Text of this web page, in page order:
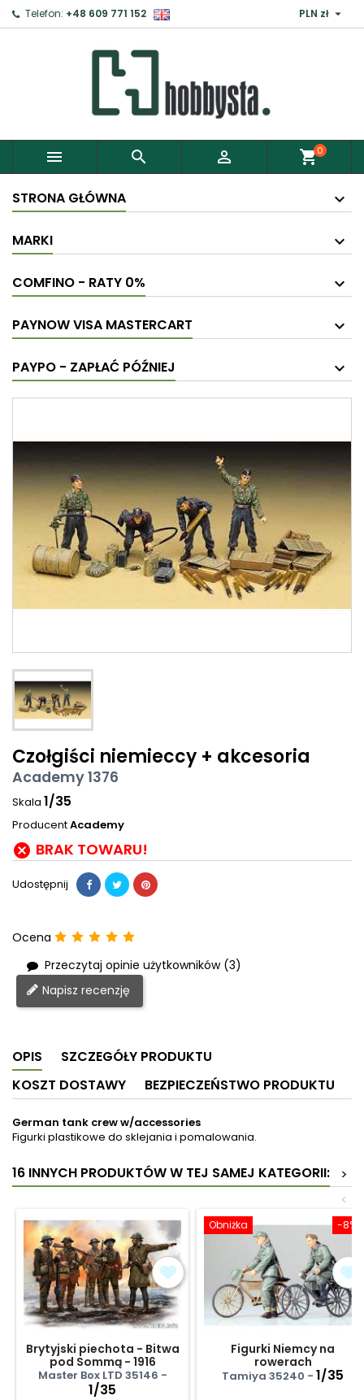
Telefon: +48 609 771 152 PLN zł 
   shopping_cart0
STRONA GŁÓWNA
MARKI
COMFINO - RATY 0%
PAYNOW VISA MASTERCART
PAYPO - ZAPŁAĆ PÓŹNIEJ
Czołgiści niemieccy + akcesoria
Academy 1376
Skala 1/35
ProducentAcademy
 BRAK TOWARU!
Udostępnij
Ocena
Przeczytaj opinie użytkowników (3)
Napisz recenzję
OPIS
SZCZEGÓŁY PRODUKTU
KOSZT DOSTAWY
BEZPIECZEŃSTWO PRODUKTU
German tank crew w/accessories
Figurki plastikowe do sklejania i pomalowania.
16 INNYCH PRODUKTÓW W TEJ SAMEJ KATEGORII:
>
<
Brytyjski piechota - Bitwa
pod Sommą - 1916
Master Box LTD 35146 -
1/35
-8%
Obniżka
Figurki Niemcy na
rowerach
Tamiya 35240 - 1/35